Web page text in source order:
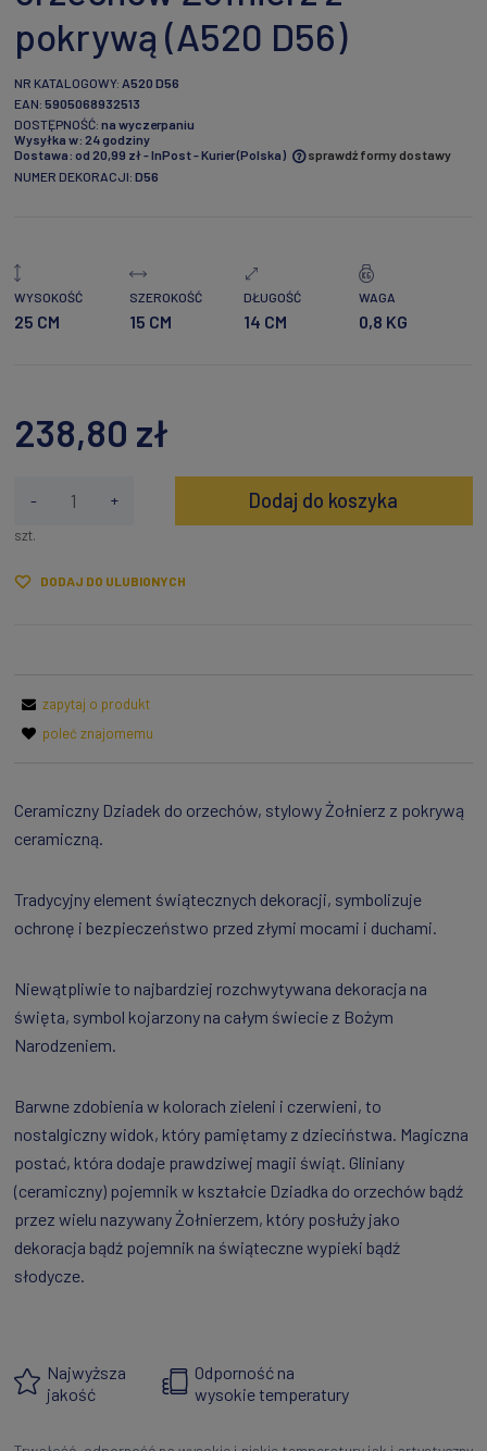
pokrywą (A520 D56)
NR KATALOGOWY: A520 D56
EAN: 5905068932513
DOSTĘPNOŚĆ: na wyczerpaniu
Wysyłka w: 24 godziny
Dostawa: od 20,99 zł- InPost - Kurier(Polska)
Cena nie zawiera ewentualnych kosztów płatności
sprawdź formy dostawy
NUMER DEKORACJI: D56
WYSOKOŚĆ
25 CM
SZEROKOŚĆ
15 CM
DŁUGOŚĆ
14 CM
WAGA
0,8 KG
238,80 zł
- +
szt.
Dodaj do koszyka
DODAJ DO ULUBIONYCH
zapytaj o produkt
poleć znajomemu
Ceramiczny Dziadek do orzechów, stylowy Żołnierz z pokrywą
ceramiczną.
Tradycyjny element świątecznych dekoracji, symbolizuje
ochronę i bezpieczeństwo przed złymi mocami i duchami.
Niewątpliwie to najbardziej rozchwytywana dekoracja na
święta, symbol kojarzony na całym świecie z Bożym
Narodzeniem.
Barwne zdobienia w kolorach zieleni i czerwieni, to
nostalgiczny widok, który pamiętamy z dzieciństwa. Magiczna
postać, która dodaje prawdziwej magii świąt. Gliniany
(ceramiczny) pojemnik w kształcie Dziadka do orzechów bądź
przez wielu nazywany Żołnierzem, który posłuży jako
dekoracja bądź pojemnik na świąteczne wypieki bądź
słodycze.
Najwyższa
jakość
Odporność na
wysokie temperatury